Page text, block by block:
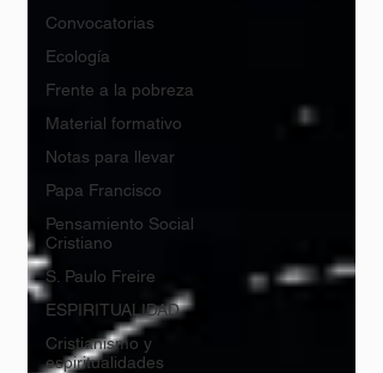
Convocatorias
Ecología
Frente a la pobreza
Material formativo
Notas para llevar
Papa Francisco
Pensamiento Social
Cristiano
S. Paulo Freire
ESPIRITUALIDAD
Cristianismo y
espiritualidades